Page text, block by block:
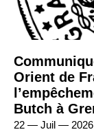
Orient de
Butch à
22 — Juil — 2026